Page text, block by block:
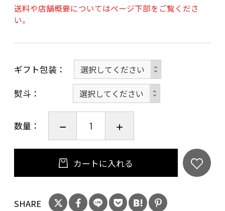
当商品は瓶内二次発酵を行う製法を採用し、シ
ャンパン同様にきめ細かく豊かな泡と美しく澄
穏やかな柑橘系の果実香とキレの良い中口の味
わいで食中もスイスイお飲みいただける香味と
なっております。
インターナショナルワインチャレンジ2022にお
いてブロンズメダルを受賞し、国際的な評価も
高まっております。
店は20歳未満の方への酒類の販売はいたしてお
送料や店舗概要についてはページ下部をご覧くださ
い。
ギフト包装
熨斗
数量：
カートに入れる
SHARE